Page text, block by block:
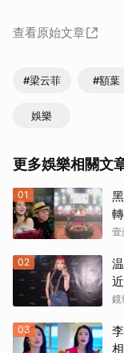
查看原始文章
#梁云菲 #額葉
娛樂
更多娛樂相關文
01
壹
02
鏡
03